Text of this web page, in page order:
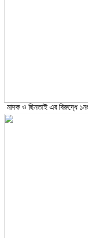
মাদক ও ছিনতাই এর বিরুদ্ধে